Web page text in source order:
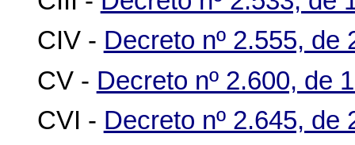
CIV - Decreto nº 2.555, de
CV - Decreto nº 2.600, de
CVI - Decreto nº 2.645, de